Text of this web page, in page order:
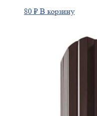
80 ₽ В корзину